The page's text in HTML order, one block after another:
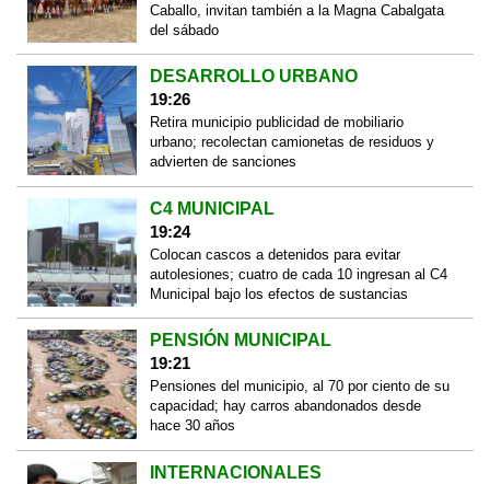
Caballo, invitan también a la Magna Cabalgata
del sábado
DESARROLLO URBANO
19:26
Retira municipio publicidad de mobiliario
urbano; recolectan camionetas de residuos y
advierten de sanciones
C4 MUNICIPAL
19:24
Colocan cascos a detenidos para evitar
autolesiones; cuatro de cada 10 ingresan al C4
Municipal bajo los efectos de sustancias
PENSIÓN MUNICIPAL
19:21
Pensiones del municipio, al 70 por ciento de su
capacidad; hay carros abandonados desde
hace 30 años
INTERNACIONALES